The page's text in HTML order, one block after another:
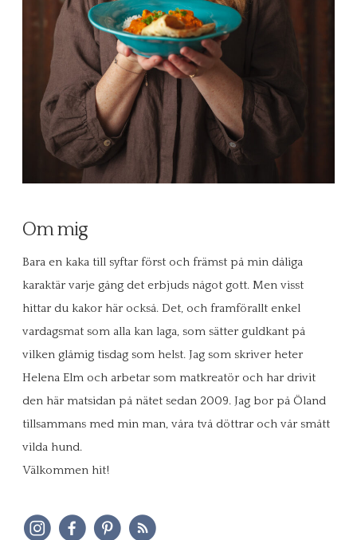
Om mig
Bara en kaka till syftar först och främst på min dåliga
karaktär varje gång det erbjuds något gott. Men visst
hittar du kakor här också. Det, och framförallt enkel
vardagsmat som alla kan laga, som sätter guldkant på
vilken glåmig tisdag som helst. Jag som skriver heter
Helena Elm och arbetar som matkreatör och har drivit
den här matsidan på nätet sedan 2009. Jag bor på Öland
tillsammans med min man, våra två döttrar och vår smått
vilda hund.
Välkommen hit!